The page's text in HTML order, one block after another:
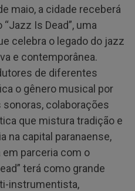
maio, a cidade receberá
Is Dead”, uma
celebra o legado do jazz
e contemporânea.
de diferentes
o gênero musical por
colaborações
que mistura tradição e
na capital paranaense,
em parceria com o
terá como grande
instrumentista,